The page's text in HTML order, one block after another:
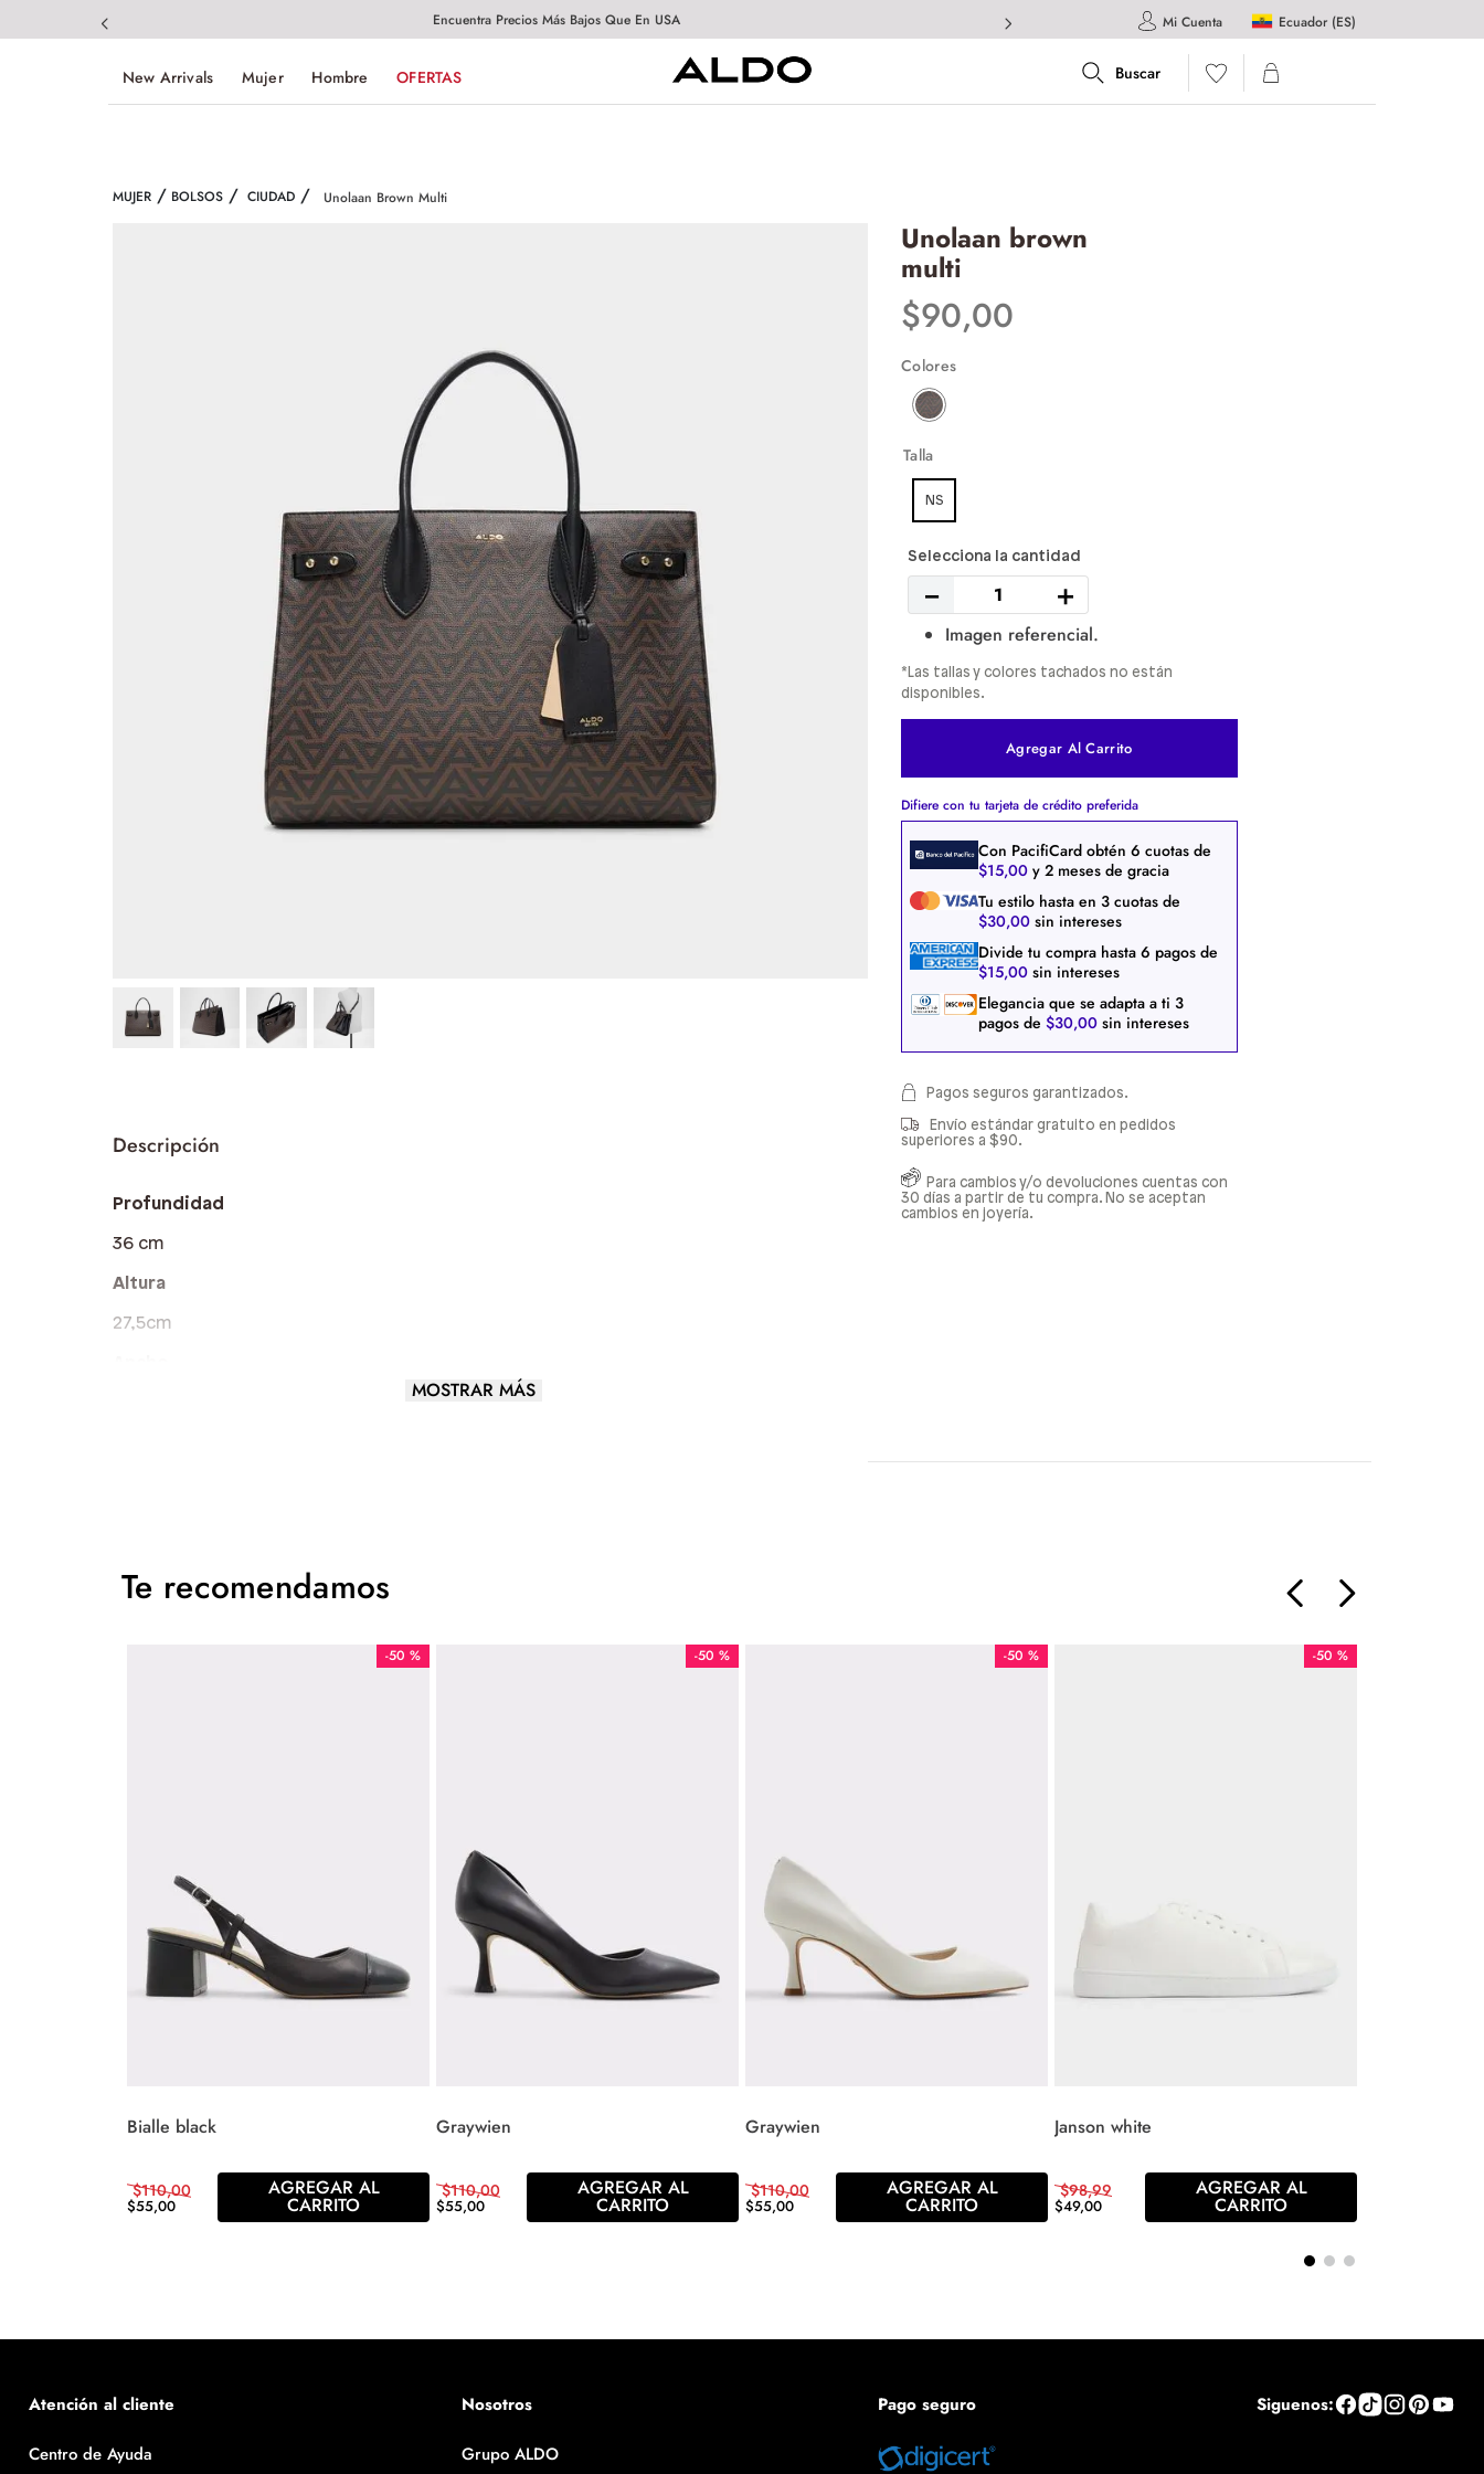
Encuentra Precios Más Bajos Que En USA Mi Cuenta Ecuador (ES)
New Arrivals Mujer Hombre OFERTAS
MUJER BOLSOS CIUDAD Unolaan Brown Multi
Profundidad
36 cm
Altura
27,5cm
MOSTRAR MÁS
Unolaan brown
multi
$90,00
Colores
Talla
NS
＋
－
Imagen referencial.
*Las tallas y colores tachados no están
disponibles.
Agregar Al Carrito
Difiere con tu tarjeta de crédito preferida
Con PacifiCard obtén 6 cuotas de
$15,00 y 2 meses de gracia
Tu estilo hasta en 3 cuotas de
$30,00 sin intereses
Divide tu compra hasta 6 pagos de
$15,00 sin intereses
Elegancia que se adapta a ti 3
pagos de $30,00 sin intereses
Pagos seguros garantizados.
Envío estándar gratuito en pedidos
superiores a $90.
Para cambios y/o devoluciones cuentas con
30 días a partir de tu compra. No se aceptan
cambios en joyería.
Te recomendamos
-50 %
Bialle black
$110,00
$55,00
AGREGAR AL
CARRITO
-50 %
Graywien
$110,00
$55,00
AGREGAR AL
CARRITO
-50 %
Graywien
$110,00
$55,00
AGREGAR AL
CARRITO
-50 %
Janson white
$98,99
$49,00
AGREGAR AL
CARRITO
Atención al cliente
Centro de Ayuda
Nosotros
Grupo ALDO
Pago seguro Siguenos: